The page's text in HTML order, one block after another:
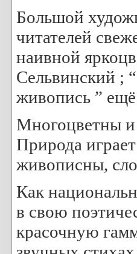
Большой
читателей
наивной
Сельвинский ;
живопись ” ещё
Многоцветны и
Природа
живописны,
Как
в свою
красочную